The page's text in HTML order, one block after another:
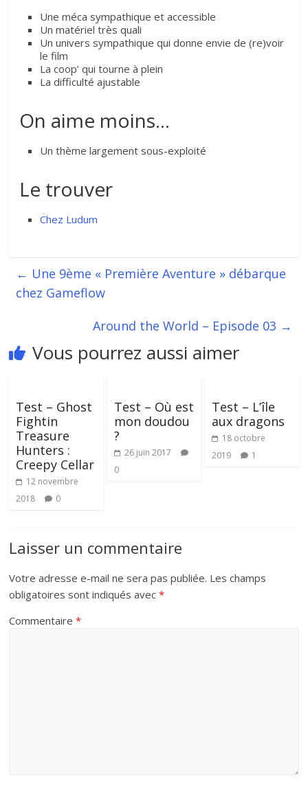
Une méca sympathique et accessible
Un matériel très quali
Un univers sympathique qui donne envie de (re)voir
le film
La coop’ qui tourne à plein
La difficulté ajustable
On aime moins…
Un thème largement sous-exploité
Le trouver
Chez Ludum
← Une 9ème « Première Aventure » débarque
chez Gameflow
Around the World – Episode 03 →
Vous pourrez aussi aimer
Test – Ghost
Fightin
Treasure
Hunters :
Creepy Cellar
12 novembre
2018
0
Test – Où est
mon doudou
?
26 juin 2017
0
Test – L’île
aux dragons
18 octobre
2019
1
Laisser un commentaire
Votre adresse e-mail ne sera pas publiée. Les champs
obligatoires sont indiqués avec*
Commentaire*